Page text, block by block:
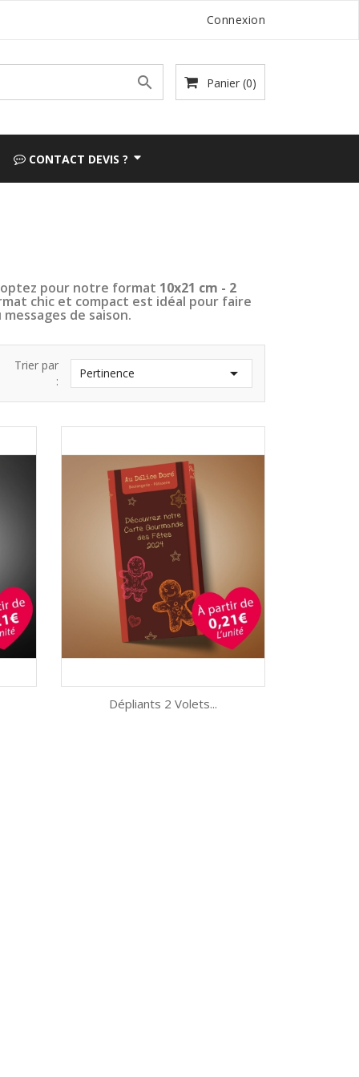
Connexion
Panier (0)

CONTACT DEVIS ?
pour notre format 10x21 cm - 2
chic et compact est idéal pour faire
de saison.
Trier par
:
Pertinence 
Dépliants 2 Volets...